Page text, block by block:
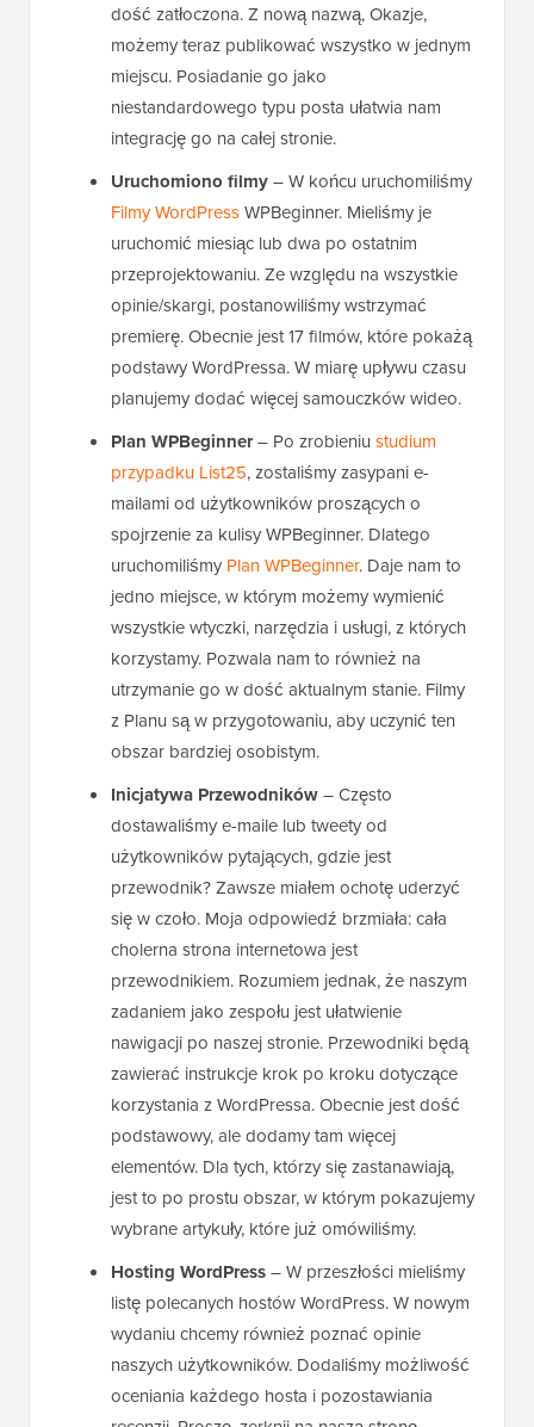
dość zatłoczona. Z nową nazwą, Okazje,
możemy teraz publikować wszystko w jednym
miejscu. Posiadanie go jako
niestandardowego typu posta ułatwia nam
integrację go na całej stronie.
Uruchomiono filmy– W końcu uruchomiliśmy
Filmy WordPressWPBeginner. Mieliśmy je
uruchomić miesiąc lub dwa po ostatnim
przeprojektowaniu. Ze względu na wszystkie
opinie/skargi, postanowiliśmy wstrzymać
premierę. Obecnie jest 17 filmów, które pokażą
podstawy WordPressa. W miarę upływu czasu
planujemy dodać więcej samouczków wideo.
Plan WPBeginner– Po zrobieniu studium
przypadku List25, zostaliśmy zasypani e-
mailami od użytkowników proszących o
spojrzenie za kulisy WPBeginner. Dlatego
uruchomiliśmy Plan WPBeginner. Daje nam to
jedno miejsce, w którym możemy wymienić
wszystkie wtyczki, narzędzia i usługi, z których
korzystamy. Pozwala nam to również na
utrzymanie go w dość aktualnym stanie. Filmy
z Planu są w przygotowaniu, aby uczynić ten
obszar bardziej osobistym.
Inicjatywa Przewodników– Często
dostawaliśmy e-maile lub tweety od
użytkowników pytających, gdzie jest
przewodnik? Zawsze miałem ochotę uderzyć
się w czoło. Moja odpowiedź brzmiała: cała
cholerna strona internetowa jest
przewodnikiem. Rozumiem jednak, że naszym
zadaniem jako zespołu jest ułatwienie
nawigacji po naszej stronie. Przewodniki będą
zawierać instrukcje krok po kroku dotyczące
korzystania z WordPressa. Obecnie jest dość
podstawowy, ale dodamy tam więcej
elementów. Dla tych, którzy się zastanawiają,
jest to po prostu obszar, w którym pokazujemy
wybrane artykuły, które już omówiliśmy.
Hosting WordPress– W przeszłości mieliśmy
listę polecanych hostów WordPress. W nowym
wydaniu chcemy również poznać opinie
naszych użytkowników. Dodaliśmy możliwość
oceniania każdego hosta i pozostawiania